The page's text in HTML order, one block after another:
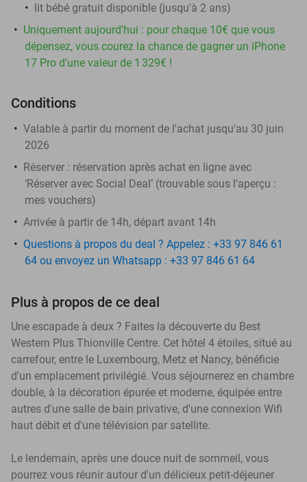
lit bébé gratuit disponible (jusqu'à 2 ans)
Uniquement aujourd'hui : pour chaque 10€ que vous
dépensez, vous courez la chance de gagner un iPhone
17 Pro d'une valeur de 1 329€ !
Conditions
Valable à partir du moment de l'achat jusqu'au 30 juin
2026
Réserver : réservation après achat en ligne avec
‘Réserver avec Social Deal’ (trouvable sous l’aperçu :
mes vouchers)
Arrivée à partir de 14h, départ avant 14h
Questions à propos du deal ? Appelez : +33 97 846 61
64 ou envoyez un Whatsapp : +33 97 846 61 64
Plus à propos de ce deal
Une escapade à deux ? Faites la découverte du Best
Western Plus Thionville Centre. Cet hôtel 4 étoiles, situé au
carrefour, entre le Luxembourg, Metz et Nancy, bénéficie
d'un emplacement privilégié. Vous séjournerez en chambre
double, à la décoration épurée et moderne, équipée entre
autres d'une salle de bain privative, d'une connexion Wifi
haut débit et d'une télévision par satellite.
Le lendemain, après une douce nuit de sommeil, vous
pourrez vous réunir autour d'un délicieux petit-déjeuner